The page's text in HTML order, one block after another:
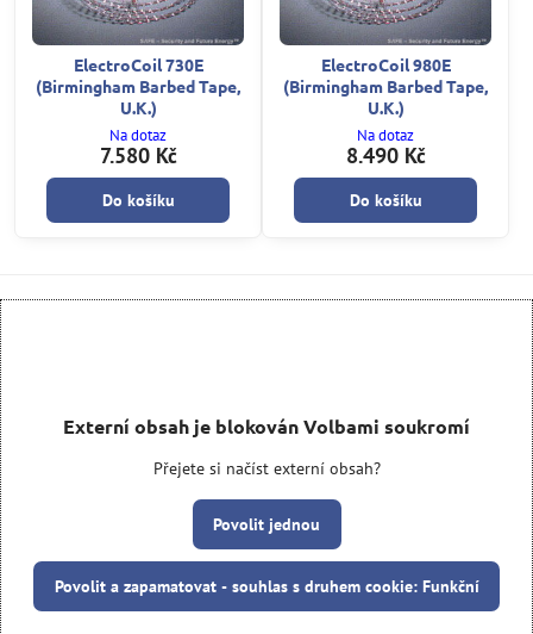
ElectroCoil 730E
(Birmingham Barbed Tape,
U.K.)
Na dotaz
7.580 Kč
Do košíku
ElectroCoil 980E
(Birmingham Barbed Tape,
U.K.)
Na dotaz
8.490 Kč
Do košíku
Externí obsah je blokován Volbami soukromí
Přejete si načíst externí obsah?
Povolit jednou
Povolit a zapamatovat - souhlas s druhem cookie: Funkční